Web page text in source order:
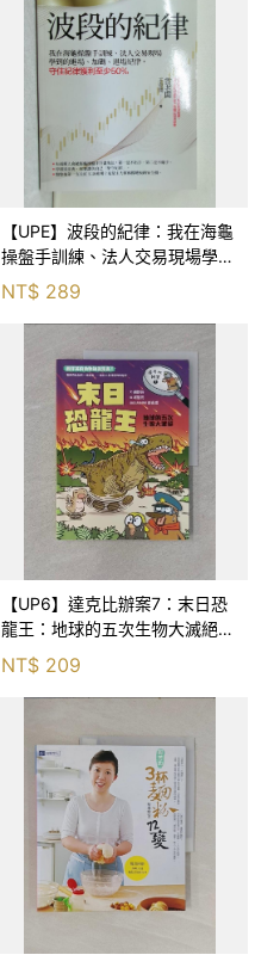
【UPE】波段的紀律：我在海龜
操盤手訓練、法人交易現場學到
的進場、加碼、退場紀律，守住
紀律獲利至少50％_雷老闆
NT$ 289
【UP6】達克比辦案7：末日恐
龍王：地球的五次生物大滅絕_
胡妙芬
NT$ 209